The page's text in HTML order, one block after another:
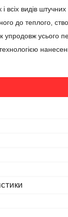
видів штучних
до теплого,
упродовж усього